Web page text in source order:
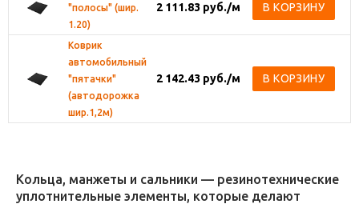
"полосы" (шир.
1.20)
2 111.83 руб./м В КОРЗИНУ
Коврик
автомобильный
"пятачки"
(автодорожка
шир.1,2м)
2 142.43 руб./м В КОРЗИНУ
Кольца, манжеты и сальники — резинотехнические
уплотнительные элементы, которые делают